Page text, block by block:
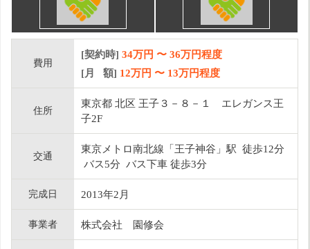
費用
[契約時] 34万円 〜 36万円程度
[月 額] 12万円 〜 13万円程度
住所
東京都 北区 王子３－８－１ エレガンス王
子2F
交通
東京メトロ南北線「王子神谷」駅 徒歩12分
バス5分 バス下車 徒歩3分
完成日 2013年2月
事業者 株式会社 園修会